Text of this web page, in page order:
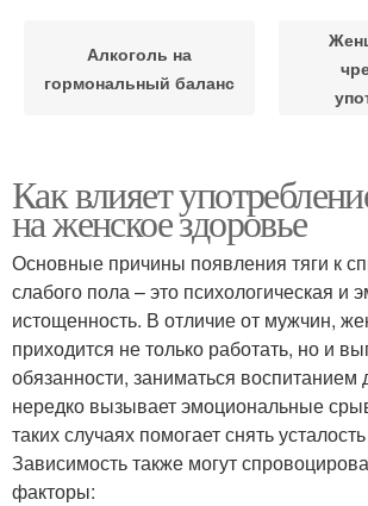
Алкоголь на
гормональный баланс
Как влияет
на женское здоровье
Основные причины появления тяги к
слабого пола – это психологическая и
истощенность. В отличие от мужчин,
приходится не только работать, но и
обязанности, заниматься воспитанием
нередко вызывает эмоциональные
таких случаях помогает снять
Зависимость также могут
факторы: